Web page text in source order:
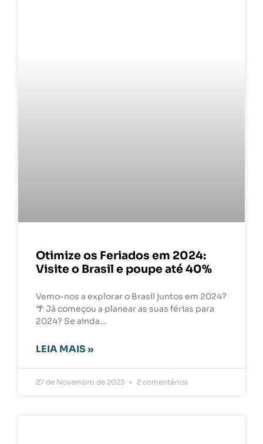
Otimize os Feriados em 2024:
Visite o Brasil e poupe até 40%
Vemo-nos a explorar o Brasil juntos em 2024?
🌴 Já começou a planear as suas férias para
2024? Se ainda…
LEIA MAIS »
27 de Novembro de 2023 2 comentários